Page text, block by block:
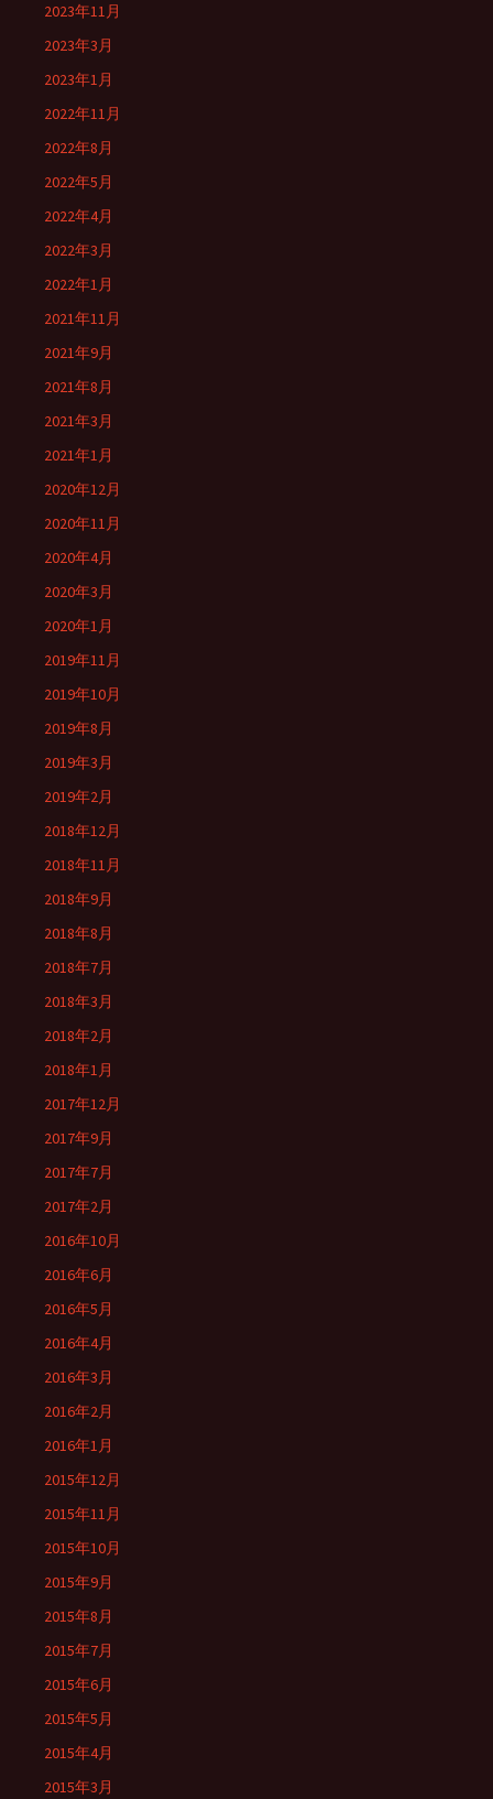
2023年11月
2023年3月
2023年1月
2022年11月
2022年8月
2022年5月
2022年4月
2022年3月
2022年1月
2021年11月
2021年9月
2021年8月
2021年3月
2021年1月
2020年12月
2020年11月
2020年4月
2020年3月
2020年1月
2019年11月
2019年10月
2019年8月
2019年3月
2019年2月
2018年12月
2018年11月
2018年9月
2018年8月
2018年7月
2018年3月
2018年2月
2018年1月
2017年12月
2017年9月
2017年7月
2017年2月
2016年10月
2016年6月
2016年5月
2016年4月
2016年3月
2016年2月
2016年1月
2015年12月
2015年11月
2015年10月
2015年9月
2015年8月
2015年7月
2015年6月
2015年5月
2015年4月
2015年3月